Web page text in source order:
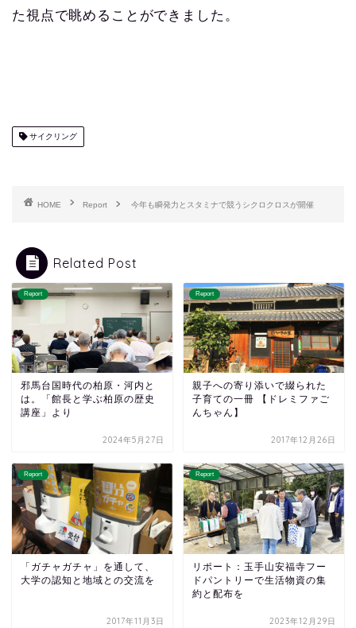
た視点で眺めることができました。
サイクリング
HOME Report 今年も瞬発力とスタミナで競うシクロクロスが開催
Related Post
Report
邪馬台国時代の柏原・河内と
は。「館長と学ぶ柏原の歴史
講座」より
2024年5月27日
Report
親子への寄り添いで綴られた
子育ての一冊 【ドレミファご
んちゃん】
2017年12月26日
Report
「ガチャガチャ」を通して、
大学の認知と地域との交流を
2017年11月3日
Report
リポート：玉手山安福寺フー
ドパントリーで生活物資の集
約と配布を
2023年12月29日